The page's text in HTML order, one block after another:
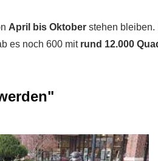
April bis Oktober stehen bleiben.
es noch 600 mit rund 12.000